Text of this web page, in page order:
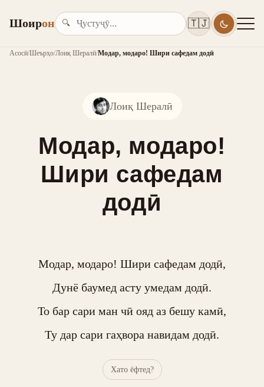
Шоирон 🔍 🇹🇯
Асосӣ/Шеърҳо/Лоиқ Шералӣ/Модар, модаро! Шири сафедам додӣ
Лоиқ Шералӣ
Модар, модаро!
Шири сафедам
додӣ
Модар, модаро! Шири сафедам додӣ,
Дунё баумед асту умедам додӣ.
То бар сари ман чӣ ояд аз бешу камӣ,
Ту дар сари гаҳвора навидам додӣ.
Хато ёфтед?